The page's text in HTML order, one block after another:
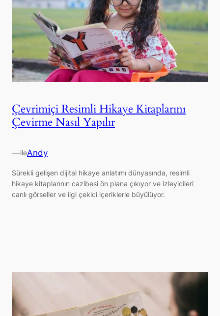
Çevrimiçi Resimli Hikaye Kitaplarını
Çevirme Nasıl Yapılır
—ileAndy
Sürekli gelişen dijital hikaye anlatımı dünyasında, resimli
hikaye kitaplarının cazibesi ön plana çıkıyor ve izleyicileri
canlı görseller ve ilgi çekici içeriklerle büyülüyor.